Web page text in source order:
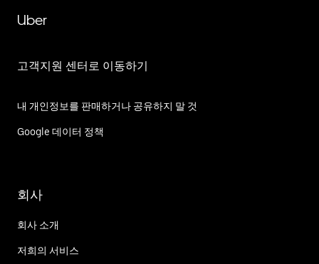
Uber
고객지원 센터로 이동하기
내 개인정보를 판매하거나 공유하지 말 것
Google 데이터 정책
회사
회사 소개
저희의 서비스